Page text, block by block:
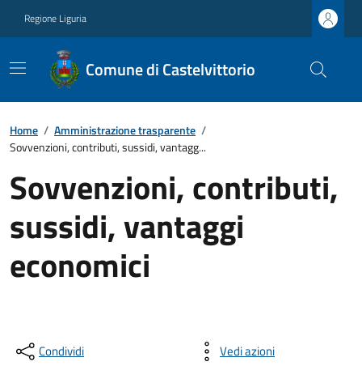
Regione Liguria
Comune di Castelvittorio
Home / Amministrazione trasparente /
Sovvenzioni, contributi, sussidi, vantagg...
Sovvenzioni, contributi,
sussidi, vantaggi
economici
Condividi Vedi azioni